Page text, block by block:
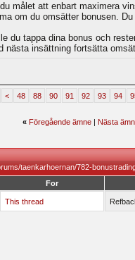
målet att enbart maximera
om du omsätter bonusen.
du tappa dina bonus och
nästa insättning fortsätta
< 48 88 90 91 92 93 94
« Föregående ämne| Nästa
taenkarhoernan/782-
For
This thread